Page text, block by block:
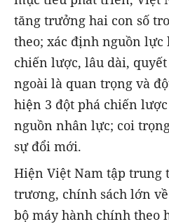
tăng trưởng hai con số
theo; xác định nguồn lực
chiến lược, lâu dài,
ngoài là quan trọng và
hiện 3 đột phá chiến
nguồn nhân lực; coi
sự đổi mới.
Hiện Việt Nam tập trung
trương, chính sách lớn
bộ máy hành chính theo